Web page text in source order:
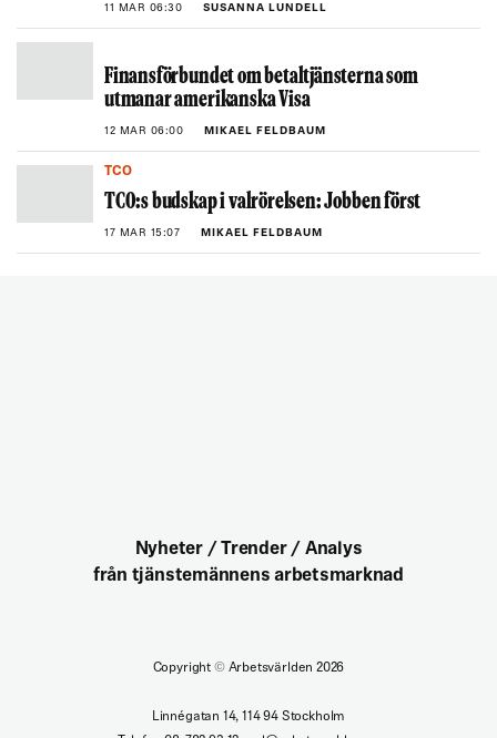
11 MAR 06:30 SUSANNA LUNDELL
Finansförbundet om betaltjänsterna som
utmanar amerikanska Visa
12 MAR 06:00 MIKAEL FELDBAUM
TCO
TCO:s budskap i valrörelsen: Jobben först
17 MAR 15:07 MIKAEL FELDBAUM
Nyheter / Trender / Analys
från tjänstemännens arbetsmarknad
Copyright ©Arbetsvärlden 2026
Linnégatan 14, 114 94 Stockholm